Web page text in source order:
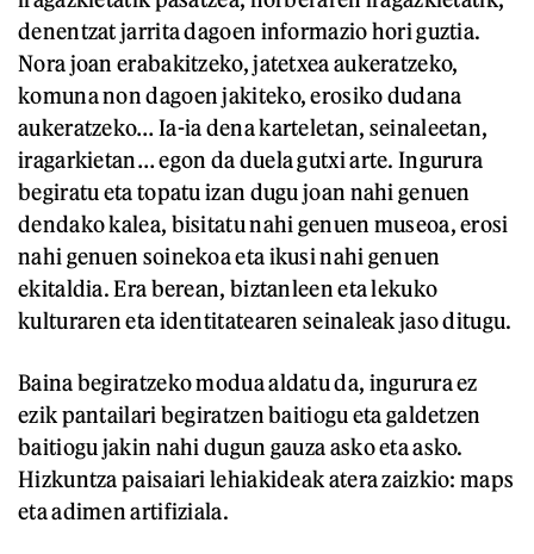
denentzat jarrita dagoen informazio hori guztia.
Nora joan erabakitzeko, jatetxea aukeratzeko,
komuna non dagoen jakiteko, erosiko dudana
aukeratzeko… Ia-ia dena karteletan, seinaleetan,
iragarkietan… egon da duela gutxi arte. Ingurura
begiratu eta topatu izan dugu joan nahi genuen
dendako kalea, bisitatu nahi genuen museoa, erosi
nahi genuen soinekoa eta ikusi nahi genuen
ekitaldia. Era berean, biztanleen eta lekuko
kulturaren eta identitatearen seinaleak jaso ditugu.
Baina begiratzeko modua aldatu da, ingurura ez
ezik pantailari begiratzen baitiogu eta galdetzen
baitiogu jakin nahi dugun gauza asko eta asko.
Hizkuntza paisaiari lehiakideak atera zaizkio: maps
eta adimen artifiziala.